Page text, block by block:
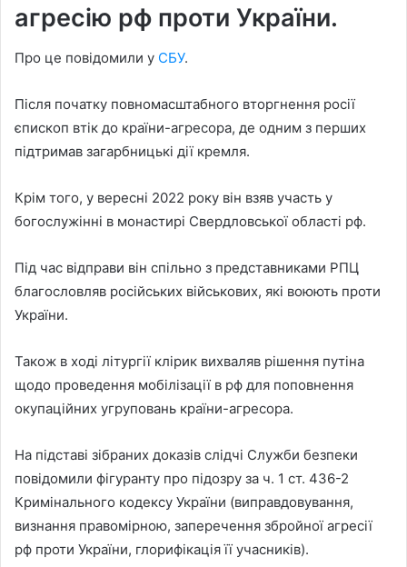
агресію рф проти України.
Про це повідомили у СБУ.
Після початку повномасштабного вторгнення росії
єпископ втік до країни-агресора, де одним з перших
підтримав загарбницькі дії кремля.
Крім того, у вересні 2022 року він взяв участь у
богослужінні в монастирі Свердловської області рф.
Під час відправи він спільно з представниками РПЦ
благословляв російських військових, які воюють проти
України.
Також в ході літургії клірик вихваляв рішення путіна
щодо проведення мобілізації в рф для поповнення
окупаційних угруповань країни-агресора.
На підставі зібраних доказів слідчі Служби безпеки
повідомили фігуранту про підозру за ч. 1 ст. 436-2
Кримінального кодексу України (виправдовування,
визнання правомірною, заперечення збройної агресії
рф проти України, глорифікація її учасників).